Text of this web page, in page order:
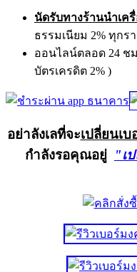
นัดรับทางร้านนำเค
ธรรมเนียม 2% ทุกร
ออนไลน์ตลอด 24 ช
บัตรเครดิต 2% )
อย่าลังเลที่จะเปลี่ยนเ
กำลังรอคุณอยู่
"เ